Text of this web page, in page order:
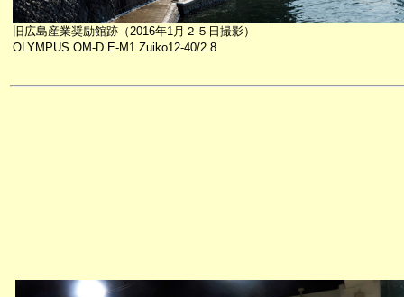
旧広島産業奨励館跡（2016年1月２５日撮影）
OLYMPUS OM-D E-M1 Zuiko12-40/2.8